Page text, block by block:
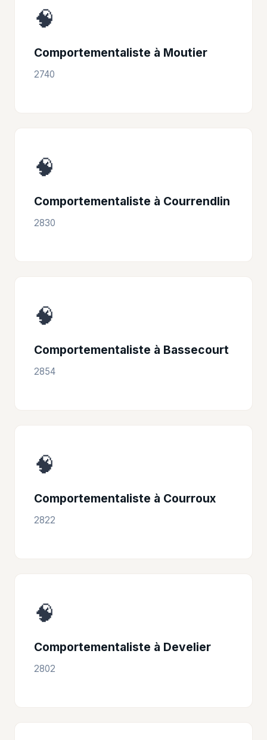
🧠
Comportementaliste à Moutier
2740
🧠
Comportementaliste à Courrendlin
2830
🧠
Comportementaliste à Bassecourt
2854
🧠
Comportementaliste à Courroux
2822
🧠
Comportementaliste à Develier
2802